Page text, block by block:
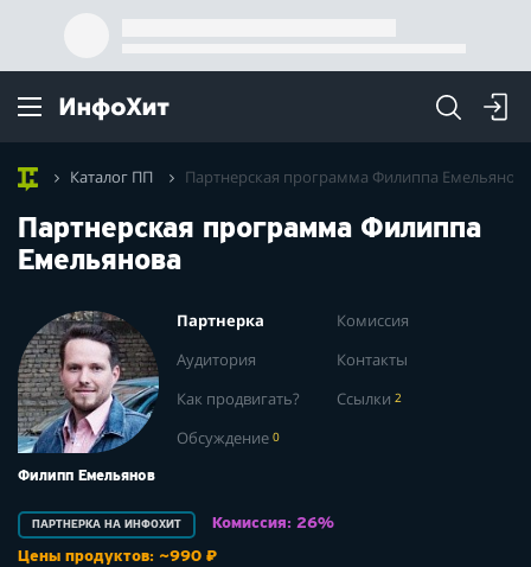
Каталог ПП Партнерская программа Филиппа Емельянова
Партнерская программа Филиппа
Емельянова
Филипп Емельянов
Партнерка
Комиссия
Аудитория
Контакты
Как продвигать?
Ссылки 2
Обсуждение0
ПАРТНЕРКА НА ИНФОХИТ
Комиссия: 26%
Цены продуктов: ~990 ₽